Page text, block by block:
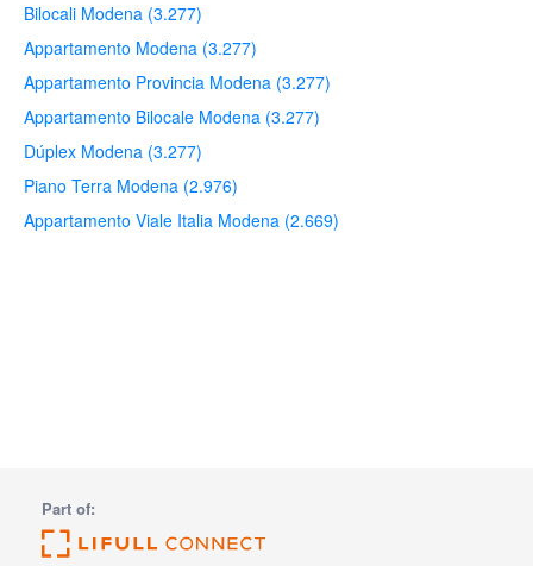
Bilocali Modena (3.277)
Appartamento Modena (3.277)
Appartamento Provincia Modena (3.277)
Appartamento Bilocale Modena (3.277)
Dúplex Modena (3.277)
Piano Terra Modena (2.976)
Appartamento Viale Italia Modena (2.669)
Part of: